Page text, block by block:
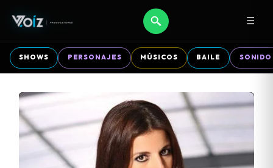
☰
SHOWS PERSONAJES MÚSICOS BAILE SONIDO